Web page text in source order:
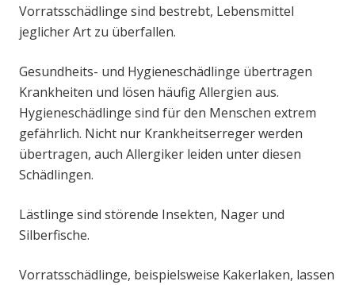
Vorratsschädlinge sind bestrebt, Lebensmittel
jeglicher Art zu überfallen.
Gesundheits- und Hygieneschädlinge übertragen
Krankheiten und lösen häufig Allergien aus.
Hygieneschädlinge sind für den Menschen extrem
gefährlich. Nicht nur Krankheitserreger werden
übertragen, auch Allergiker leiden unter diesen
Schädlingen.
Lästlinge sind störende Insekten, Nager und
Silberfische.
Vorratsschädlinge, beispielsweise Kakerlaken, lassen